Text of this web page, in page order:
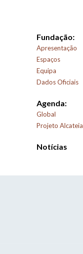
Fundação:
Apresentação
Espaços
Equipa
Dados Oficiais
Agenda:
Global
Projeto Alcateia
Notícias